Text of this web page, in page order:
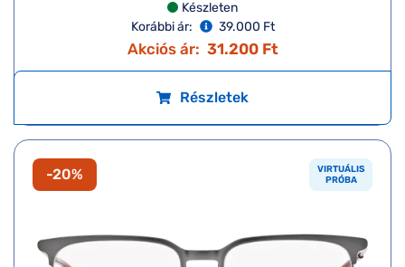
Készleten
Korábbi ár:
39.000 Ft
Akciós ár: 31.200 Ft
Részletek
-20%
VIRTUÁLIS
PRÓBA